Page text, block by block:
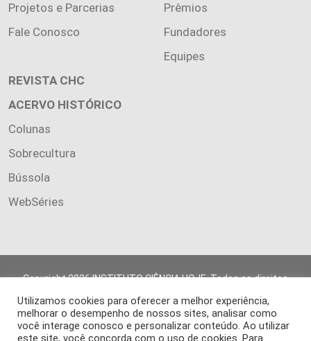
Projetos e Parcerias
Fale Conosco
Prêmios
Fundadores
Equipes
REVISTA CHC
ACERVO HISTÓRICO
Colunas
Sobrecultura
Bússola
WebSéries
Copyright 2026 INSTITUTO CIÊNCIA HOJE. Todos os direitos
Os artigos publicados na revista refletem exclusivamente a
opinião de seus autores.
É proibida a reprodução, integral ou parcial, do conteúdo (imagens
Utilizamos cookies para oferecer a melhor experiência,
melhorar o desempenho de nossos sites, analisar como
você interage conosco e personalizar conteúdo. Ao utilizar
este site, você concorda com o uso de cookies. Para